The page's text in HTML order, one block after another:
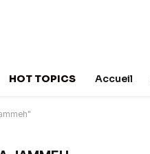
HOT TOPICS Accueil